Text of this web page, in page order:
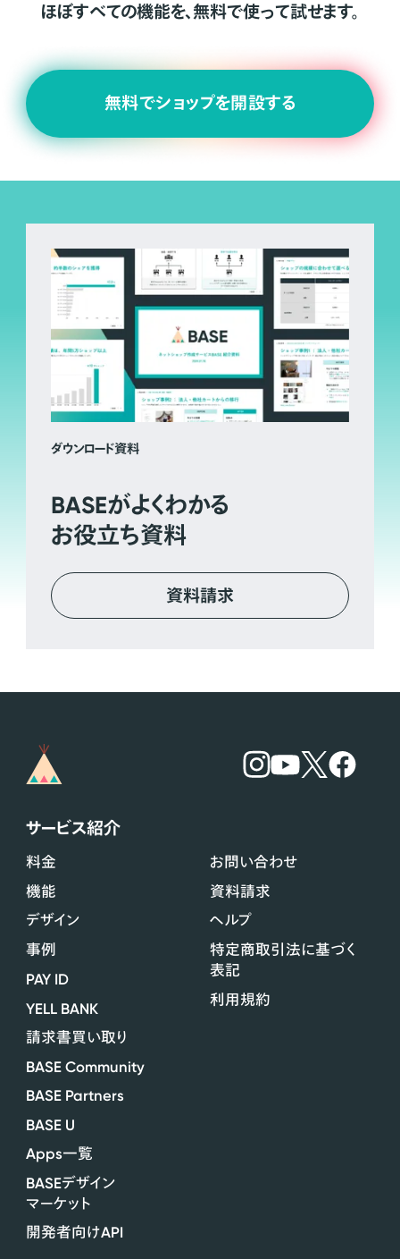
ほぼすべての機能を、無料で使って試せます。
無料でショップを開設する
ダウンロード資料
BASEがよくわかる
お役立ち資料
資料請求
サービス紹介
料金
機能
デザイン
事例
PAY ID
YELL BANK
請求書買い取り
BASE Community
BASE Partners
BASE U
Apps一覧
BASEデザイン
マーケット
開発者向けAPI
お問い合わせ
資料請求
ヘルプ
特定商取引法に基づく
表記
利用規約